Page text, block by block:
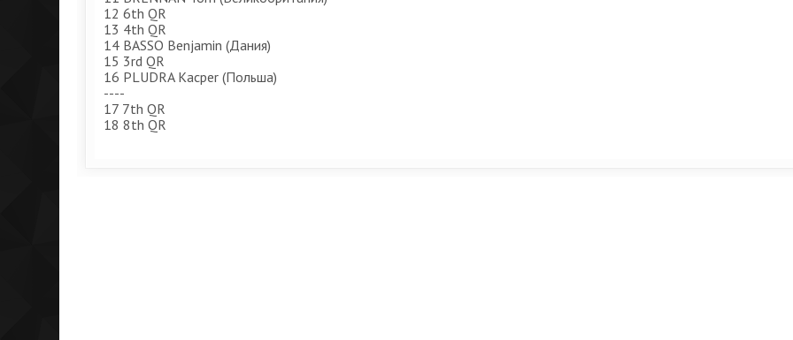
12 6th QR
13 4th QR
14 BASSO Benjamin (Дания)
15 3rd QR
16 PLUDRA Kacper (Польша)
----
17 7th QR
18 8th QR